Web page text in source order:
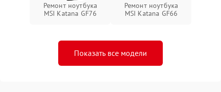
Ремонт ноутбука
MSI Katana GF76
Ремонт ноутбука
MSI Katana GF66
Показать все модели